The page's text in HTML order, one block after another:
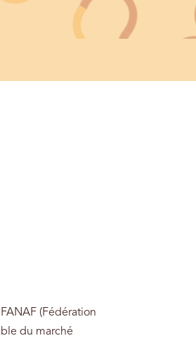
(Fédération
du marché